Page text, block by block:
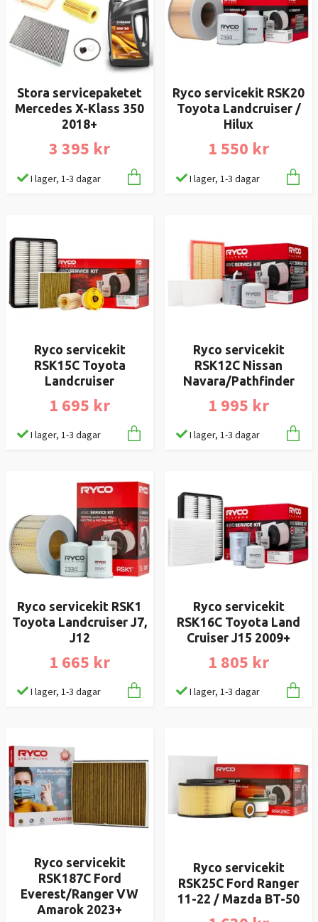
Stora servicepaketet
Mercedes X-Klass 350
2018+
3 395 kr
I lager, 1-3 dagar
Ryco servicekit RSK20
Toyota Landcruiser /
Hilux
1 550 kr
I lager, 1-3 dagar
Ryco servicekit
RSK15C Toyota
Landcruiser
1 695 kr
I lager, 1-3 dagar
Ryco servicekit
RSK12C Nissan
Navara/Pathfinder
1 995 kr
I lager, 1-3 dagar
Ryco servicekit RSK1
Toyota Landcruiser J7,
J12
1 665 kr
I lager, 1-3 dagar
Ryco servicekit
RSK16C Toyota Land
Cruiser J15 2009+
1 805 kr
I lager, 1-3 dagar
Ryco servicekit
RSK187C Ford
Everest/Ranger VW
Amarok 2023+
Ryco servicekit
RSK25C Ford Ranger
11-22 / Mazda BT-50